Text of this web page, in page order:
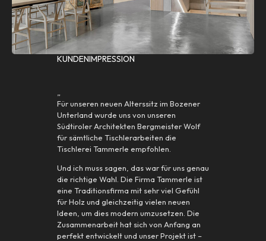
KUNDENIMPRESSION
„
Für unseren neuen Alterssitz im Bozener
Unterland wurde uns von unseren
Südtiroler Architekten Bergmeister Wolf
für sämtliche Tischlerarbeiten die
Tischlerei Tammerle empfohlen.
Und ich muss sagen, das war für uns genau
die richtige Wahl. Die Firma Tammerle ist
eine Traditionsfirma mit sehr viel Gefühl
für Holz und gleichzeitig vielen neuen
Ideen, um dies modern umzusetzen. Die
Zusammenarbeit hat sich von Anfang an
perfekt entwickelt und unser Projekt ist –